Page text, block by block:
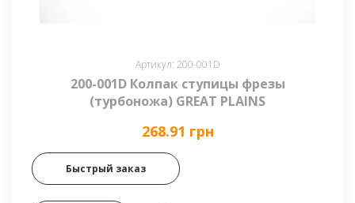
Артикул: 200-001D
200-001D Колпак ступицы фрезы
(турбоножа) GREAT PLAINS
268.91 грн
Быстрый заказ